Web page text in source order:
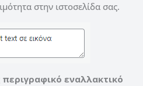
στην ιστοσελίδα σας.
περιγραφικό εναλλακτικό